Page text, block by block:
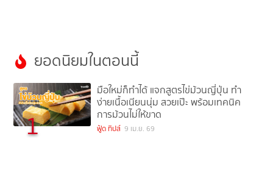
ยอดนิยมในตอนนี้
1
มือใหม่ก็ทำได้ แจกสูตรไข่ม้วนญี่ปุ่น ทำ
ง่ายเนื้อเนียนนุ่ม สวยเป๊ะ พร้อมเทคนิค
การม้วนไม่ให้ขาด
ฟู้ด ทิปส์ 9 เม.ย. 69